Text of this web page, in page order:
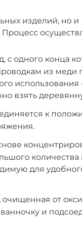
изделий, но и
одного конца
из меди
использования
взять
к
количества
для
очищенная от
и